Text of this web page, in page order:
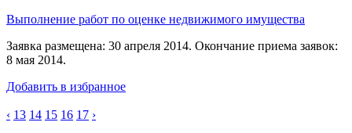
Выполнение работ по оценке недвижимого имущества
Заявка размещена: 30 апреля 2014. Окончание приема заявок:
8 мая 2014.
Добавить в избранное
‹ 13 14 15 16 17 ›